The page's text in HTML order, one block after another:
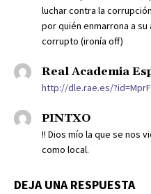
luchar contra la
por quién enmarrona a
corrupto (ironía off)
Real Academia
http://dle.rae.es/
PINTXO
!! Dios mío la que se nos
como local.
DEJA UNA RESPUESTA